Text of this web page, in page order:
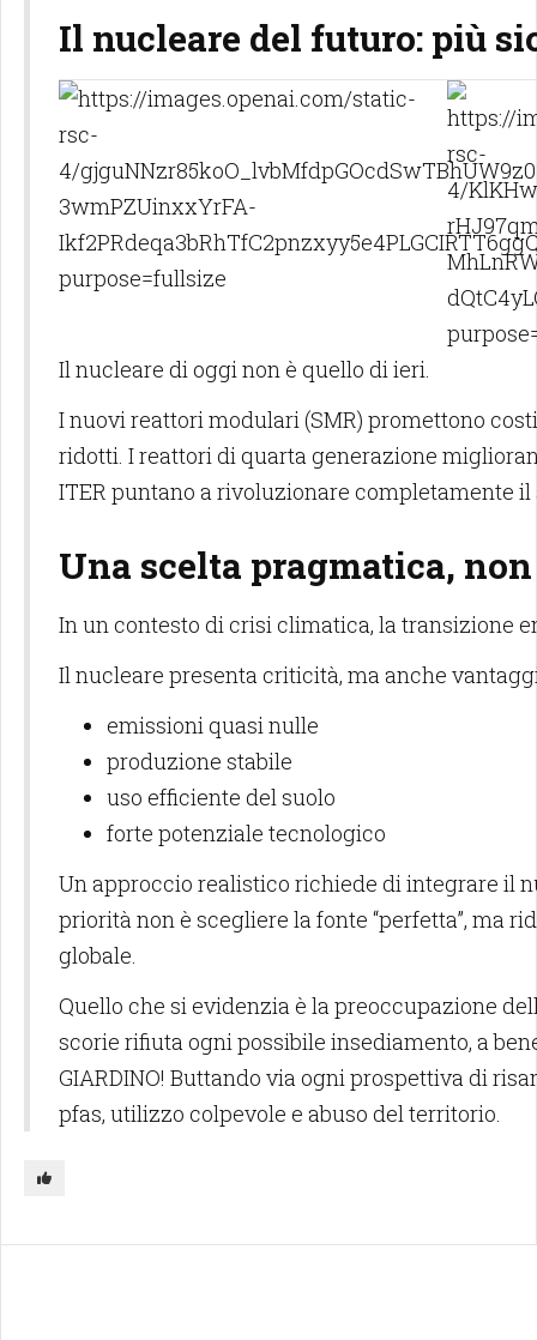
Il nucleare del futuro: più
Il nucleare di oggi non è quello di ieri.
I nuovi reattori modulari (SMR) promettono
ridotti. I reattori di quarta generazione
ITER puntano a rivoluzionare completamente
Una scelta pragmatica,
In un contesto di crisi climatica, la transizione
Il nucleare presenta criticità, ma anche
emissioni quasi nulle
produzione stabile
uso efficiente del suolo
forte potenziale tecnologico
Un approccio realistico richiede di integrare il
priorità non è scegliere la fonte “perfetta”, ma
globale.
Quello che si evidenzia è la preoccupazione
scorie rifiuta ogni possibile insediamento, a
GIARDINO! Buttando via ogni prospettiva di
pfas, utilizzo colpevole e abuso del territorio.